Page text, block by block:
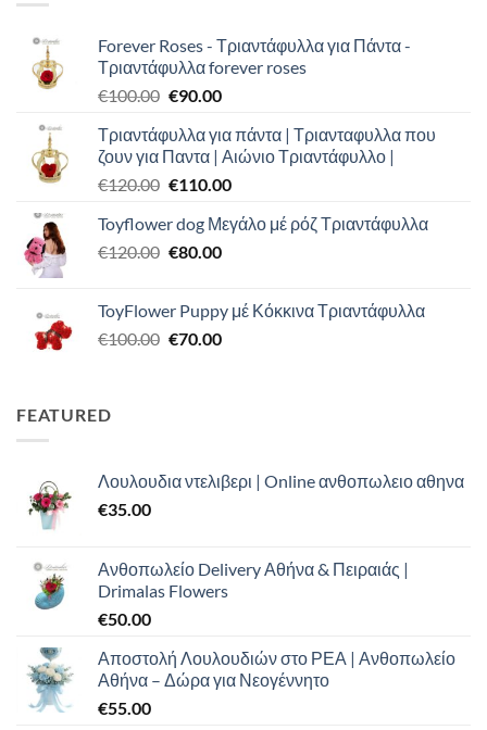
Forever Roses - Τριαντάφυλλα για Πάντα -
Τριαντάφυλλα forever roses
€100.00 Original
was:
€100.00.
€90.00Η
τιμή
είναι:
€90.00.
Τριαντάφυλλα για πάντα | Τριανταφυλλα που
ζουν για Παντα | Αιώνιο Τριαντάφυλλο |
€120.00 Original
was:
€120.00.
€110.00Η
τιμή
Toyflower dog Μεγάλο μέ ρόζ Τριαντάφυλλα
€120.00 Original
€120.00.
€80.00Η
είναι:
€80.00.
ToyFlower Puppy μέ Κόκκινα Τριαντάφυλλα
€100.00 Original
€70.00Η
FEATURED
Λουλουδια ντελιβερι | Online ανθοπωλειο αθηνα
€35.00
Ανθοπωλείο Delivery Αθήνα & Πειραιάς |
Drimalas Flowers
€50.00
Αποστολή Λουλουδιών στο ΡΕΑ | Ανθοπωλείο
Αθήνα – Δώρα για Νεογέννητο
€55.00